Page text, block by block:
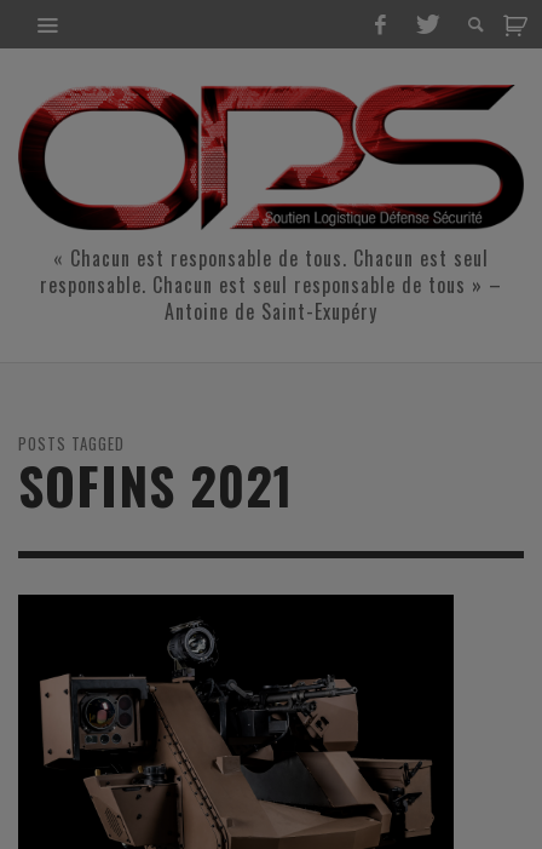
« Chacun est responsable de tous. Chacun est seul
responsable. Chacun est seul responsable de tous » –
Antoine de Saint-Exupéry
POSTS TAGGED
SOFINS 2021